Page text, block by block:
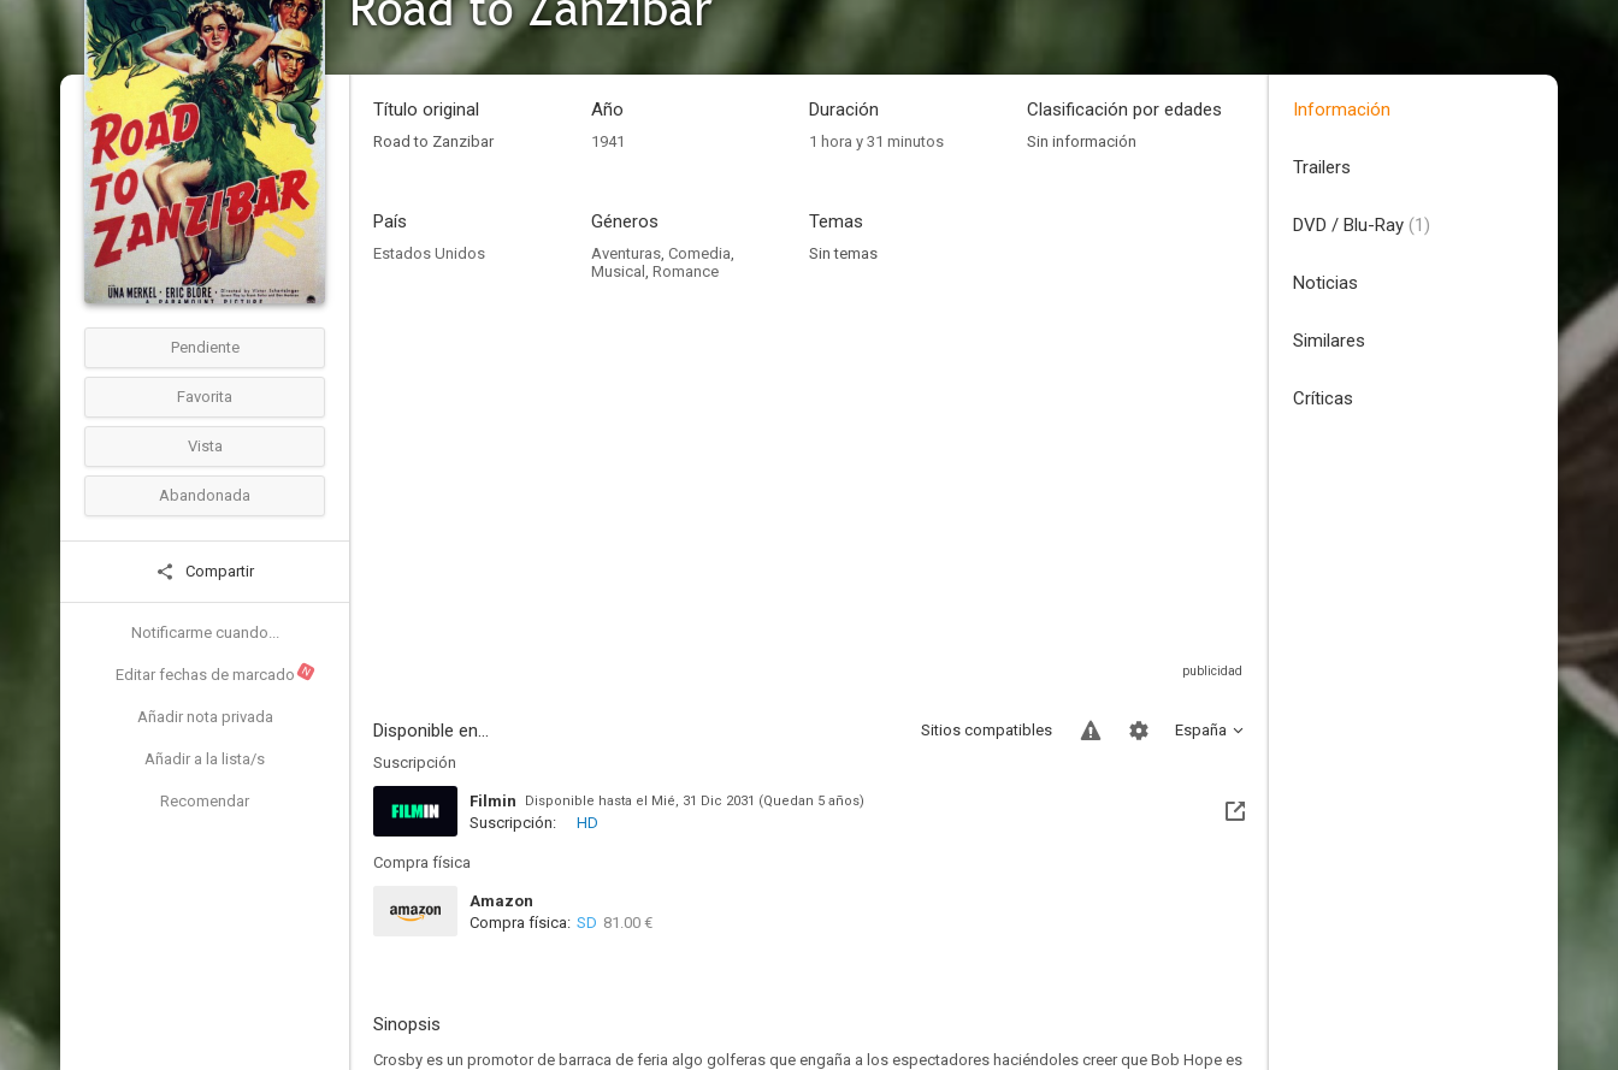
Pendiente
Favorita
Vista
Abandonada
Compartir
Notificarme cuando...
Editar fechas de marcado N
Añadir nota privada
Añadir a la lista/s
Recomendar
Título original
Road to Zanzibar
Año
1941
Duración
1 hora y 31 minutos
Clasificación por edades
Sin información
País
Estados Unidos
Géneros
Aventuras, Comedia,
Musical , Romance
Temas
Sin temas
Disponible en... España
Sitios compatibles
Suscripción
Filmin Disponible hasta el Mié, 31 Dic 2031 (Quedan 5 años)
Suscripción: HD
Compra física
Amazon
Compra física: SD 81.00 €
Sinopsis
Crosby es un promotor de barraca de feria algo golferas que engaña a los espectadores haciéndoles creer que Bob Hope es
Información
Trailers
DVD / Blu-Ray (1)
Noticias
Similares
Críticas